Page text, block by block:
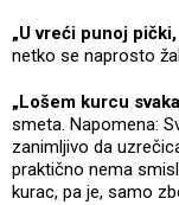
„U vreći punoj
netko se naprosto
„Lošem kurcu
smeta. Napomena:
zanimljivo da
praktično nema
kurac, pa je, samo